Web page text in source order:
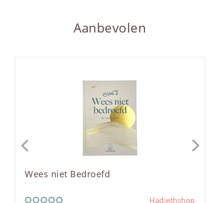
Aanbevolen
Wees niet Bedroefd
Hadiethshop